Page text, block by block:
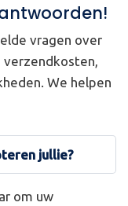
vragen over
We helpen
jullie?
om uw